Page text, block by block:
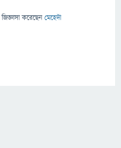
জিজ্ঞাসাকরেছেনমেহেদী